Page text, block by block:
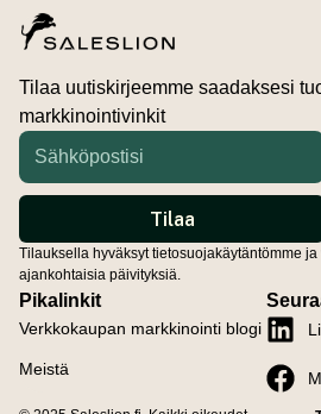
Tilaa uutiskirjeemme saadaksesi
markkinointivinkit
Tilauksella hyväksyt tietosuojakäytäntömme
ajankohtaisia päivityksiä.
Pikalinkit
Verkkokaupan markkinointi blogi
Meistä